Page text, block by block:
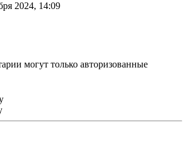
2024, 14:09
могут только авторизованные